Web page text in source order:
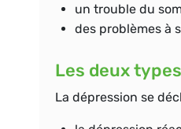
un trouble du
des problèmes à
Les deux
La dépression se